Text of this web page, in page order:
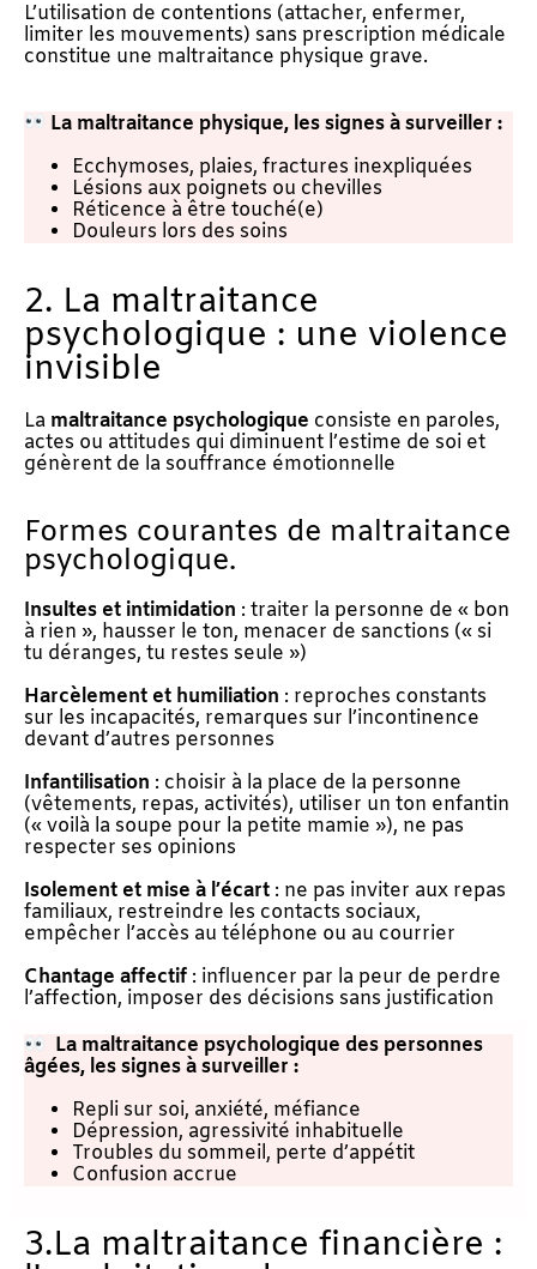
L’utilisation de contentions (attacher, enfermer,
limiter les mouvements) sans prescription médicale
constitue une maltraitance physique grave.
La maltraitance physique, les signes à surveiller :
Ecchymoses, plaies, fractures inexpliquées
Lésions aux poignets ou chevilles
Réticence à être touché(e)
Douleurs lors des soins
2. La maltraitance
psychologique : une violence
invisible
La maltraitance psychologique consiste en paroles,
actes ou attitudes qui diminuent l’estime de soi et
génèrent de la souffrance émotionnelle
Formes courantes de maltraitance
psychologique.
Insultes et intimidation : traiter la personne de « bon
à rien », hausser le ton, menacer de sanctions (« si
tu déranges, tu restes seule »)
Harcèlement et humiliation : reproches constants
sur les incapacités, remarques sur l’incontinence
devant d’autres personnes
Infantilisation : choisir à la place de la personne
(vêtements, repas, activités), utiliser un ton enfantin
(« voilà la soupe pour la petite mamie »), ne pas
respecter ses opinions
Isolement et mise à l’écart : ne pas inviter aux repas
familiaux, restreindre les contacts sociaux,
empêcher l’accès au téléphone ou au courrier
Chantage affectif : influencer par la peur de perdre
l’affection, imposer des décisions sans justification
La maltraitance psychologique des personnes
âgées, les signes à surveiller :
Repli sur soi, anxiété, méfiance
Dépression, agressivité inhabituelle
Troubles du sommeil, perte d’appétit
Confusion accrue
3.La maltraitance financière :